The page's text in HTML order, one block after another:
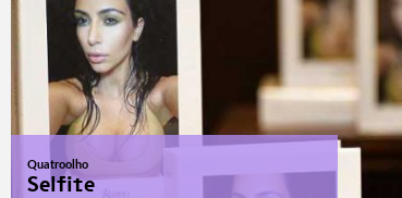
Quatroolho
Selfite